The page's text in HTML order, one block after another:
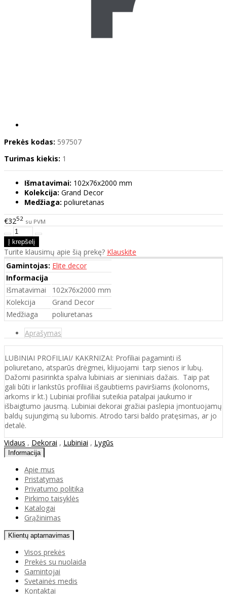
Prekės kodas: 597507
Turimas kiekis: 1
Išmatavimai: 102х76x2000 mm
Kolekcija: Grand Decor
Medžiaga: poliuretanas
€3252 su PVM
Turite klausimų apie šią prekę? Klauskite
Gamintojas: Elite decor
Informacija
Išmatavimai
102x76x2000 mm
Kolekcija
Grand Decor
Medžiaga
poliuretanas
Aprašymas
LUBINIAI PROFILIAI/ KAKRNIZAI: Profiliai pagaminti iš
poliuretano, atsparūs drėgmei, klijuojami tarp sienos ir lubų.
Dažomi pasirinkta spalva lubiniais ar sieniniais dažais. Taip pat
gali būti ir lankstūs profiliiai išgaubtiems paviršiams (kolonoms,
arkoms ir kt.) Lubiniai profiliai suteikia patalpai jaukumo ir
išbaigtumo jausmą. Lubiniai dekorai gražiai paslepia įmontuojamų
baldų sujungimą su lubomis. Atrodo tarsi baldo pratęsimas, ar jo
detalė.
Vidaus , Dekorai , Lubiniai , Lygūs
Informacija
Apie mus
Pristatymas
Privatumo politika
Pirkimo taisyklės
Katalogai
Grąžinimas
Klientų aptarnavimas
Visos prekės
Prekės su nuolaida
Gamintojai
Svetainės medis
Kontaktai